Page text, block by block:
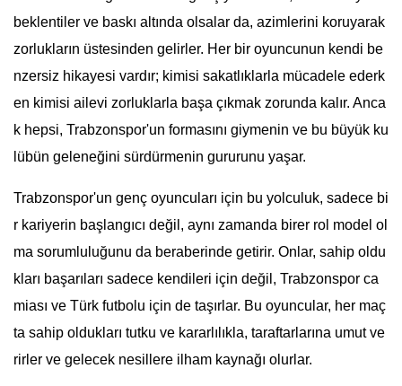
beklentiler ve baskı altında olsalar da, azimlerini koruyarak
zorlukların üstesinden gelirler. Her bir oyuncunun kendi be
nzersiz hikayesi vardır; kimisi sakatlıklarla mücadele ederk
en kimisi ailevi zorluklarla başa çıkmak zorunda kalır. Anca
k hepsi, Trabzonspor'un formasını giymenin ve bu büyük ku
lübün geleneğini sürdürmenin gururunu yaşar.
Trabzonspor'un genç oyuncuları için bu yolculuk, sadece bi
r kariyerin başlangıcı değil, aynı zamanda birer rol model ol
ma sorumluluğunu da beraberinde getirir. Onlar, sahip oldu
kları başarıları sadece kendileri için değil, Trabzonspor ca
miası ve Türk futbolu için de taşırlar. Bu oyuncular, her maç
ta sahip oldukları tutku ve kararlılıkla, taraftarlarına umut ve
rirler ve gelecek nesillere ilham kaynağı olurlar.